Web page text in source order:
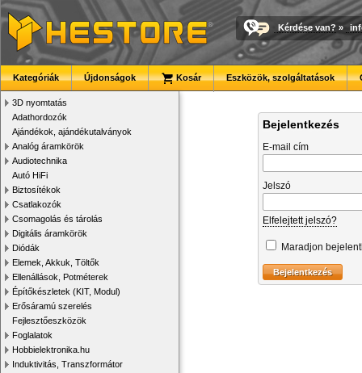
Kérdése van? »
Kategóriák Újdonságok Kosár Eszközök, szolgáltatások
3D nyomtatás
Adathordozók
Ajándékok, ajándékutalványok
Analóg áramkörök
Audiotechnika
Autó HiFi
Biztosítékok
Csatlakozók
Csomagolás és tárolás
Digitális áramkörök
Diódák
Elemek, Akkuk, Töltők
Ellenállások, Potméterek
Építőkészletek (KIT, Modul)
Erősáramú szerelés
Fejlesztőeszközök
Foglalatok
Hobbielektronika.hu
Induktivitás, Transzformátor
Bejelentkezés
E-mail cím
Jelszó
Elfelejtett jelszó?
Maradjon